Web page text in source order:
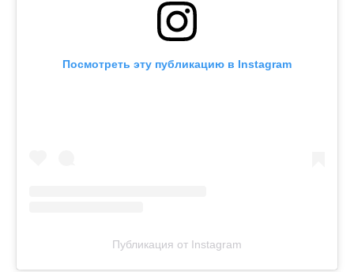
Посмотреть эту публикацию в Instagram
Публикация от Instagram